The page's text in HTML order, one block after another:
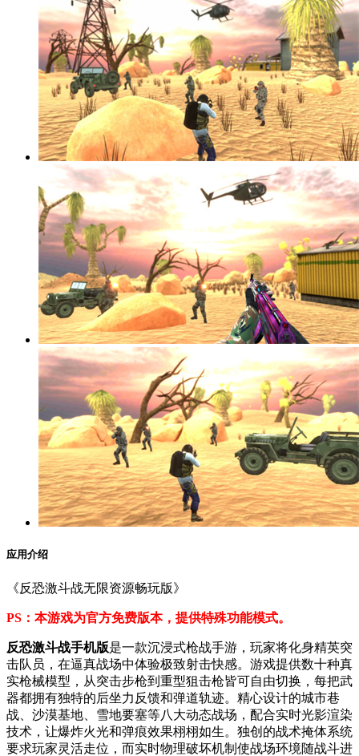
应用介绍
《反恐激斗战无限资源畅玩版》
PS：本游戏为官方免费版本，提供特殊功能模式。
反恐激斗战手机版是一款沉浸式枪战手游，玩家将化身精英突
击队员，在逼真战场中体验极致射击快感。游戏提供数十种真
实枪械模型，从突击步枪到重型狙击枪皆可自由切换，每把武
器都拥有独特的后坐力反馈和弹道轨迹。精心设计的城市巷
战、沙漠基地、雪地要塞等八大动态战场，配合实时光影渲染
技术，让爆炸火光和弹痕效果栩栩如生。独创的战术掩体系统
要求玩家灵活走位，而实时物理破坏机制使战场环境随战斗进